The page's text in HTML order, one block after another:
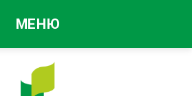
МЕНЮ